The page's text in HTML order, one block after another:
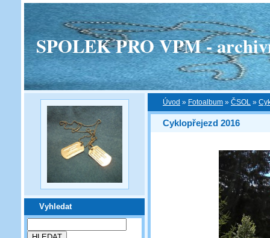
SPOLEK PRO VPM -
Vyhledat
Úvod » Fotoalbum » ČSOL »
Cyklopřejezd 2016